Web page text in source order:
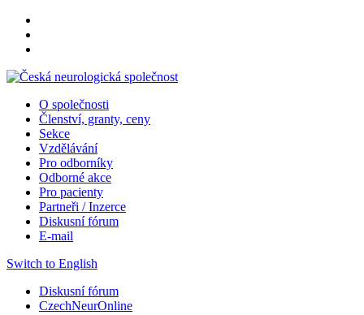
O společnosti
Členství, granty, ceny
Sekce
Vzdělávání
Pro odborníky
Odborné akce
Pro pacienty
Partneři / Inzerce
Diskusní fórum
E-mail
Switch to English
Diskusní fórum
CzechNeurOnline